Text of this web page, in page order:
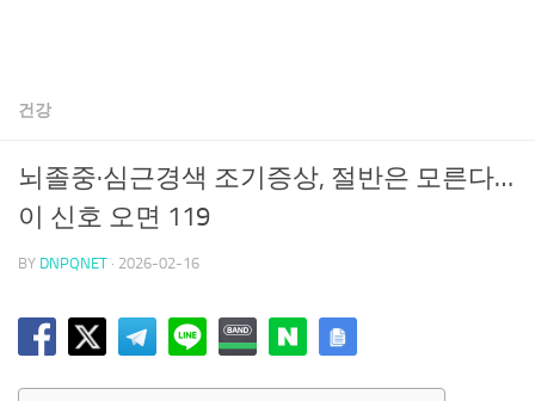
건강
뇌졸중·심근경색 조기증상, 절반은 모른다…
이 신호 오면 119
BY DNPQNET · 2026-02-16